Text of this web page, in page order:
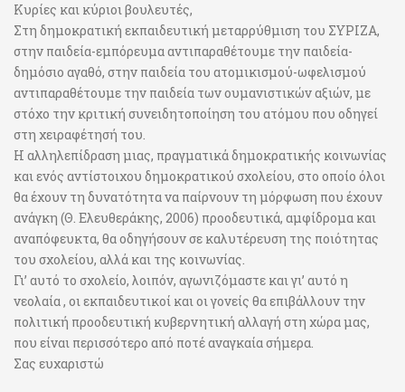
Κυρίες και κύριοι βουλευτές,
Στη δημοκρατική εκπαιδευτική μεταρρύθμιση του ΣΥΡΙΖΑ,
στην παιδεία-εμπόρευμα αντιπαραθέτουμε την παιδεία-
δημόσιο αγαθό, στην παιδεία του ατομικισμού-ωφελισμού
αντιπαραθέτουμε την παιδεία των ουμανιστικών αξιών, με
στόχο την κριτική συνειδητοποίηση του ατόμου που οδηγεί
στη χειραφέτησή του.
Η αλληλεπίδραση μιας, πραγματικά δημοκρατικής κοινωνίας
και ενός αντίστοιχου δημοκρατικού σχολείου, στο οποίο όλοι
θα έχουν τη δυνατότητα να παίρνουν τη μόρφωση που έχουν
ανάγκη (Θ. Ελευθεράκης, 2006) προοδευτικά, αμφίδρομα και
αναπόφευκτα, θα οδηγήσουν σε καλυτέρευση της ποιότητας
του σχολείου, αλλά και της κοινωνίας.
Γι’ αυτό το σχολείο, λοιπόν, αγωνιζόμαστε και γι’ αυτό η
νεολαία , οι εκπαιδευτικοί και οι γονείς θα επιβάλλουν την
πολιτική προοδευτική κυβερνητική αλλαγή στη χώρα μας,
που είναι περισσότερο από ποτέ αναγκαία σήμερα.
Σας ευχαριστώ